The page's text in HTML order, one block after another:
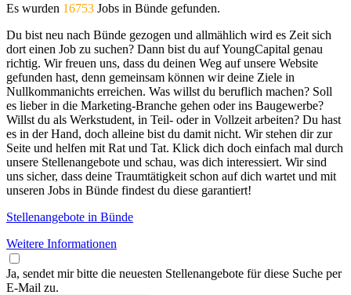
Es wurden 16753 Jobs in Bünde gefunden.
Du bist neu nach Bünde gezogen und allmählich wird es Zeit sich
dort einen Job zu suchen? Dann bist du auf YoungCapital genau
richtig. Wir freuen uns, dass du deinen Weg auf unsere Website
gefunden hast, denn gemeinsam können wir deine Ziele in
Nullkommanichts erreichen. Was willst du beruflich machen? Soll
es lieber in die Marketing-Branche gehen oder ins Baugewerbe?
Willst du als Werkstudent, in Teil- oder in Vollzeit arbeiten? Du hast
es in der Hand, doch alleine bist du damit nicht. Wir stehen dir zur
Seite und helfen mit Rat und Tat. Klick dich doch einfach mal durch
unsere Stellenangebote und schau, was dich interessiert. Wir sind
uns sicher, dass deine Traumtätigkeit schon auf dich wartet und mit
unseren Jobs in Bünde findest du diese garantiert!
Stellenangebote in Bünde
Weitere Informationen
Ja, sendet mir bitte die neuesten Stellenangebote für diese Suche per
E-Mail zu.